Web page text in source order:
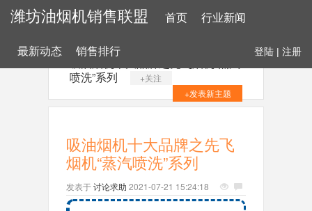
潍坊油烟机销售联盟 首页 行业新闻
最新动态 销售排行 登陆 | 注册
喷洗”系列
+关注
+发表新主题
吸油烟机十大品牌之先飞
烟机“蒸汽喷洗”系列
发表于讨论求助 2021-07-21 15:24:18